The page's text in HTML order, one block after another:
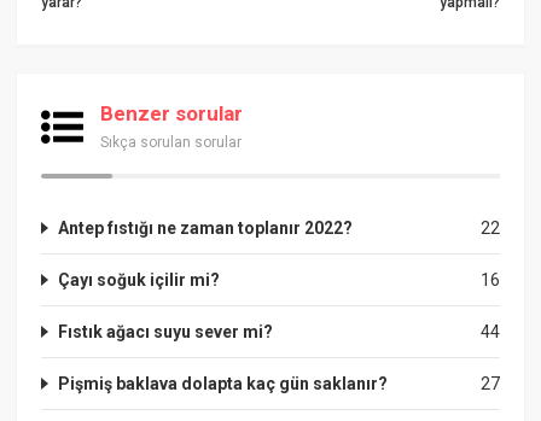
Benzer sorular
Sıkça sorulan sorular
22
Antep fıstığı ne zaman toplanır 2022?
16
Çayı soğuk içilir mi?
44
Fıstık ağacı suyu sever mi?
27
Pişmiş baklava dolapta kaç gün saklanır?